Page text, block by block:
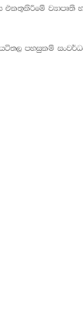
එකතුකිරීමේ
යටිතල පහසුකම්